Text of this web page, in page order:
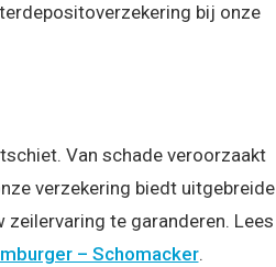
bij onze
Van schade veroorzaakt
verzekering biedt uitgebreide
te garanderen. Lees
– Schomacker.